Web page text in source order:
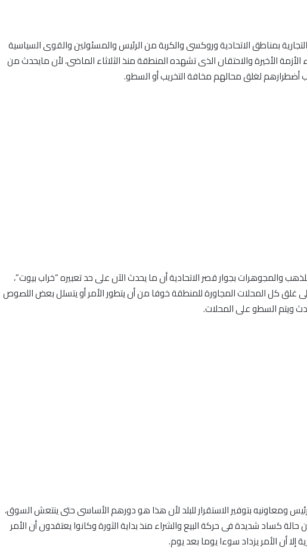
بمناطق الاتحادية وروكسى والكربة من الرئيس والمسئولين والقوى السياسية
الأخيرة والاحتقان الذى تشهده المنطقة منذ الثلاثاء الماضى، لأن مايحدث من
لغلق محالهم مخافة التخريب أو السطو.
والمجوهرات بجوار قصر الاتحادية أن ما يحدث الآن على حد تعبيره “خراب بيوت”،
غلق كل المحلات المجاورة للمنطقة خوفا من أن يتطور الأمر أو يتسلل بعض اللصوص
ويتم السطو على المحلات.
ومعاونيه بتوفير الاستقرار للبلد لأن هذا هو دورهم الأساسى حتى ينتعش السوق،
كساد شديدة فى حركة البيع والشراء منذ بداية الثورة وكانوا يعتقدون أن الأمر
إلا أن الأمر يزداد سوءا يوما بعد يوم.